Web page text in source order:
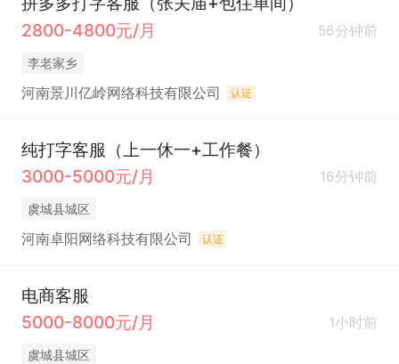
2800-4800元/月
56分钟前
李老家乡
河南景川亿岭网络科技有限公司 认证
纯打字客服（上一休一+工作餐）
3000-5000元/月
16分钟前
虞城县城区
河南卓阳网络科技有限公司 认证
电商客服
5000-8000元/月
1小时前
虞城县城区